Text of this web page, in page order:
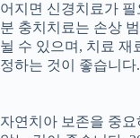
어지면 신경치료가 필
분 충치치료는 손상
뉠 수 있으며, 치료 재
정하는 것이 좋습니다
자연치아 보존을 중